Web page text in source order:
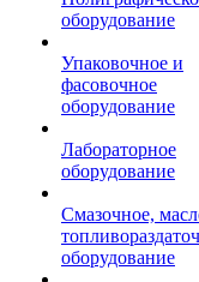
оборудование
Упаковочное и
фасовочное
оборудование
Лабораторное
оборудование
Смазочное,
оборудование